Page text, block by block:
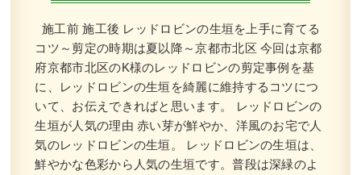
施工前 施工後 レッドロビンの生垣を上手に育てる
コツ～剪定の時期は夏以降～京都市北区 今回は京都
府京都市北区のK様のレッドロビンの剪定事例を基
に、レッドロビンの生垣を綺麗に維持するコツにつ
いて、お伝えできればと思います。 レッドロビンの
生垣が人気の理由 赤い芽が鮮やか、洋風のお宅で人
気のレッドロビンの生垣。 レッドロビンの生垣は、
鮮やかな色彩から人気の生垣です。普段は深緑のよ